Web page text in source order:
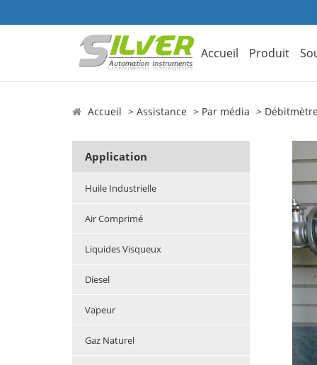
Accueil Produit
Accueil Assistance Par média Débitmètre
Application
Huile Industrielle
Air Comprimé
Liquides Visqueux
Diesel
Vapeur
Gaz Naturel